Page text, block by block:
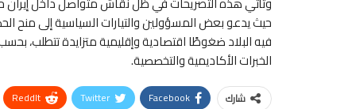
حيث يدعو بعض المسؤولين والتيارات السياسية إلى منح
فيه البلاد ضغوطًا اقتصادية وإقليمية متزايدة تتطلب،
الخبرات الأكاديمية والتخصصية.
شارك Facebook
Twitter
ReddIt